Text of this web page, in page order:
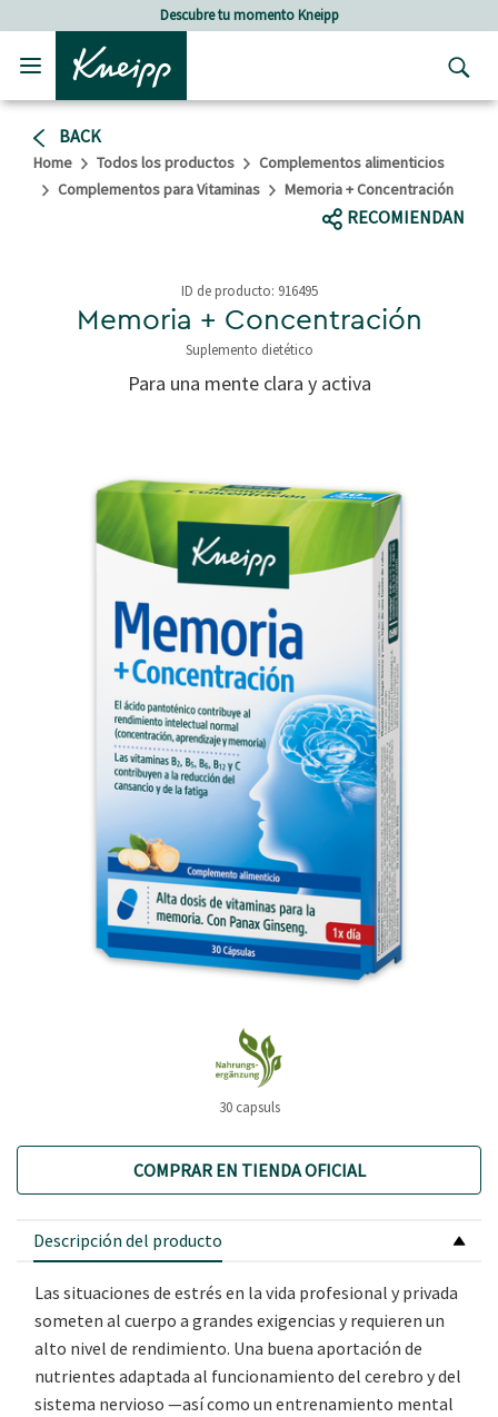
Skip to main content
Skip to footer contentDescubre tu momento Kneipp
BACK
Home Todos los productos
Complementos alimenticios
Complementos para Vitaminas
Memoria + Concentración
RECOMIENDAN
ID de producto: 916495
Memoria + Concentración
Suplemento dietético
4,3 out of 5 Customer Rating
Para una mente clara y activa
30 capsuls
COMPRAR EN TIENDA OFICIAL
Descripción del producto
Las situaciones de estrés en la vida profesional y privada
someten al cuerpo a grandes exigencias y requieren un
alto nivel de rendimiento. Una buena aportación de
nutrientes adaptada al funcionamiento del cerebro y del
sistema nervioso —así como un entrenamiento mental